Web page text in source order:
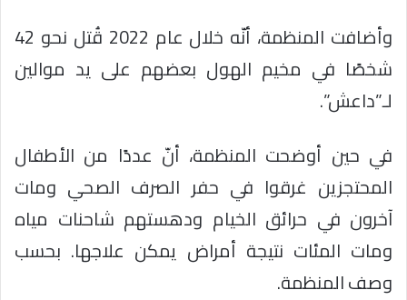
وأضافت المنظمة، أنّه خلال عام 2022 قُتل نحو 42
شخصًا في مخيم الهول بعضهم على يد موالين
لـ”داعش”.
في حين أوضحت المنظمة، أنّ عددًا من الأطفال
المحتجزين غرقوا في حفر الصرف الصحي ومات
آخرون في حرائق الخيام ودهستهم شاحنات مياه
ومات المئات نتيجة أمراض يمكن علاجها. بحسب
وصف المنظمة.